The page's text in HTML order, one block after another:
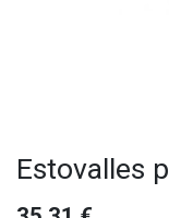
Estovalles